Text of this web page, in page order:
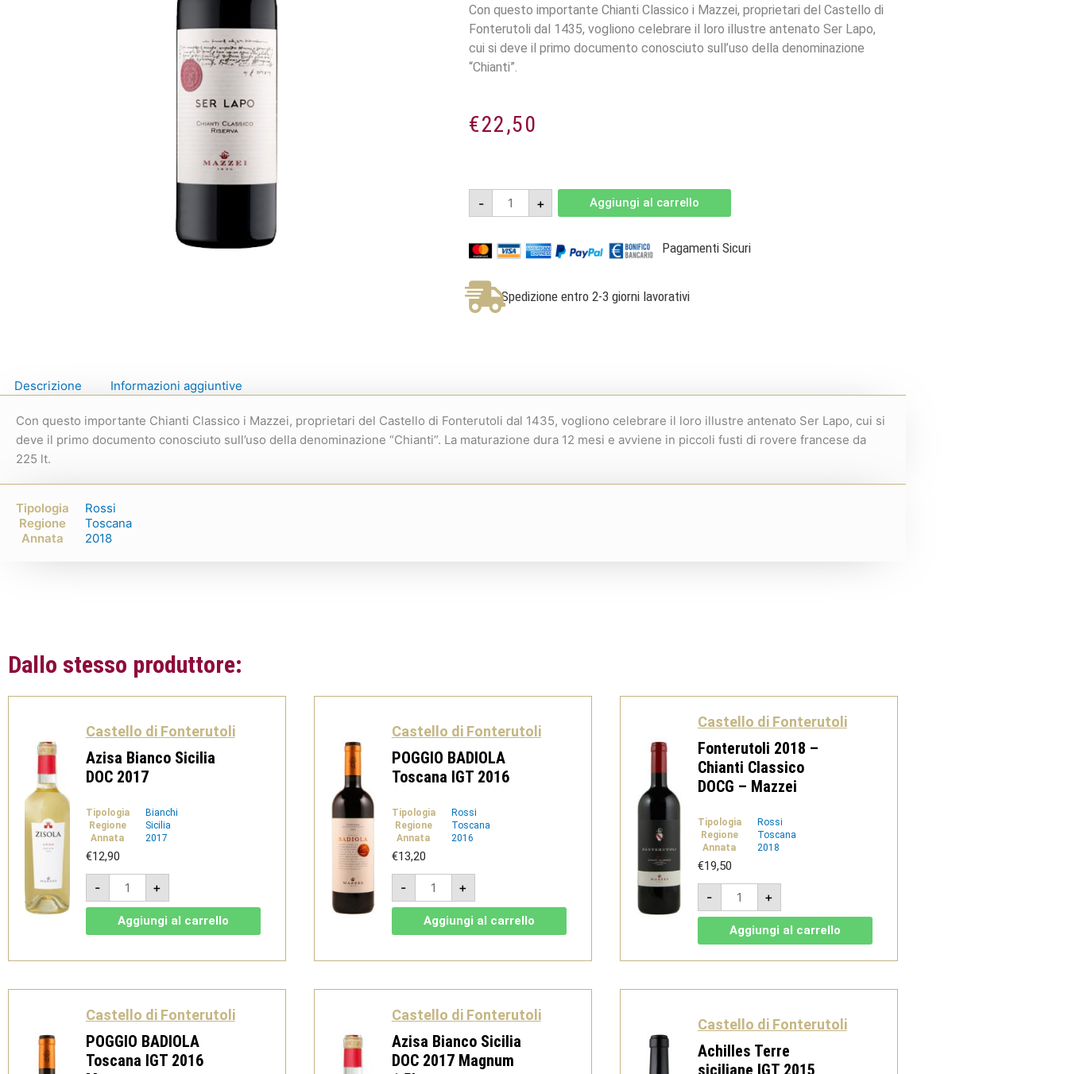
Con questo importante Chianti Classico i Mazzei, proprietari del Castello di
Fonterutoli dal 1435, vogliono celebrare il loro illustre antenato Ser Lapo,
cui si deve il primo documento conosciuto sull’uso della denominazione
“Chianti”.
€22,50
-
Ser
Lapo
2018
Chianti
Classico
-
Mazzei
quantità
+ Aggiungi al carrello
Pagamenti Sicuri
Spedizione entro 2-3 giorni lavorativi
Descrizione Informazioni aggiuntive
Con questo importante Chianti Classico i Mazzei, proprietari del Castello di Fonterutoli dal 1435, vogliono celebrare il loro illustre antenato Ser Lapo, cui si
deve il primo documento conosciuto sull’uso della denominazione “Chianti”. La maturazione dura 12 mesi e avviene in piccoli fusti di rovere francese da
225 lt.
Tipologia
Rossi
Regione
Toscana
Annata
2018
Dallo stesso produttore:
Castello di Fonterutoli
Azisa Bianco Sicilia
DOC 2017
Tipologia
Bianchi
Regione
Sicilia
Annata
2017
€12,90
-
Azisa
Bianco
Sicilia
DOC
2017
quantità
+
Aggiungi al carrello
Castello di Fonterutoli
POGGIO BADIOLA
Toscana IGT 2016
Tipologia
Rossi
Regione
Toscana
Annata
2016
€13,20
-
POGGIO
BADIOLA
Toscana
IGT
2016
quantità
+
Aggiungi al carrello
Castello di Fonterutoli
Fonterutoli 2018 –
Chianti Classico
DOCG – Mazzei
Tipologia
Rossi
Regione
Toscana
Annata
2018
€19,50
-
Fonterutoli
2018
-
Chianti
Classico
DOCG
-
+
Aggiungi al carrello
Castello di Fonterutoli
POGGIO BADIOLA
Toscana IGT 2016
Castello di Fonterutoli
Azisa Bianco Sicilia
DOC 2017 Magnum
Castello di Fonterutoli
Achilles Terre
siciliane IGT 2015